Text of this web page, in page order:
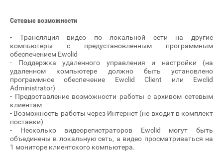
Сетевые возможности
- Трансляция видео по локальной сети на другие
компьютеры с предустановленным программным
обеспечением Ewclid
- Поддержка удаленного управления и настройки (на
удаленном компьютере должно быть установлено
программное обеспечение Ewclid Client или Ewclid
Administrator)
- Предоставление возможности работы с архивом сетевым
клиентам
- Возможность работы через Интернет (не входит в комплект
поставки)
- Несколько видеорегистраторов Ewclid могут быть
объединены в локальную сеть, а видео просматриваться на
1 мониторе клиентского компьютера.